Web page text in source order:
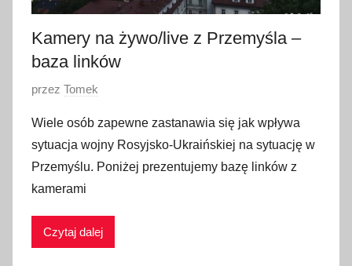
3
Kamery na żywo/live z Przemyśla –
baza linków
O
u
b
l
i
w
przez Tomek
Wiele osób zapewne zastanawia się jak wpływa
sytuacja wojny Rosyjsko-Ukraińskiej na sytuację w
Przemyślu. Poniżej prezentujemy bazę linków z
kamerami
Czytaj dalej